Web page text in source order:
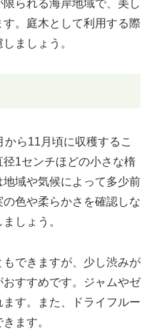
られる海岸地域で、美し
。庭木として利用する際
ましょう。
ら11月頃に収穫するこ
1センチほどの小さな楕
域や気候によって多少前
色や柔らかさを確認しな
しょう。
できますが、少し渋みが
すすめです。ジャムやゼ
す。また、ドライフルー
ます。